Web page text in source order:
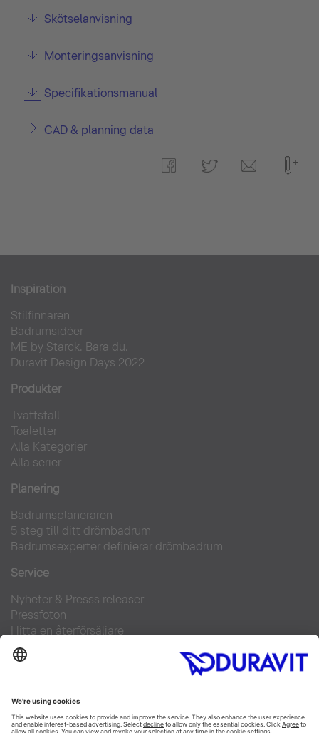
Skötselanvisning
Monteringsanvisning
Specifikationsmanual
CAD & planning data
Inspiration
Stilfinnaren
Badrumsidéer
ME by Starck. Bara du.
Duravit Design Days 2022
Produkter
Tvättställ
Toaletter
Alla Kategorier
Alla serier
Planering
Badrumsplaneraren
5 steg till ditt drömbadrum
Badrumsexperter definierar drömbadrum
Service
Nyheter & Presss releaser
Pressfoton
Hitta en återförsäljare
FAQs
Facebook
Instagram
Pinterest
Flickr